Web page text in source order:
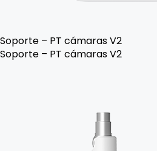
Soporte – PT cámaras V2
Soporte – PT cámaras V2